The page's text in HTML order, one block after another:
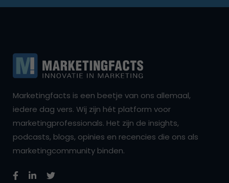
Marketingfacts is een beetje van ons allemaal,
iedere dag vers. Wij zijn hét platform voor
marketingprofessionals. Het zijn de insights,
podcasts, blogs, opinies en recencies die ons als
marketingcommunity binden.